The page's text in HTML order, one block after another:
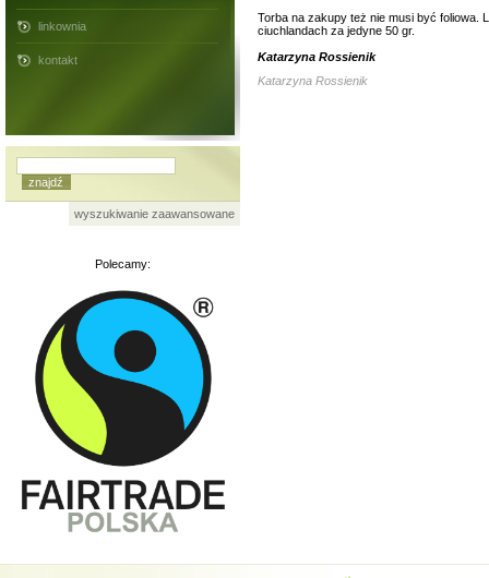
linkownia
kontakt
wyszukiwanie zaawansowane
Polecamy:
Torba na zakupy też nie musi być foliowa.
ciuchlandach za jedyne 50 gr.
Katarzyna Rossienik
Katarzyna Rossienik